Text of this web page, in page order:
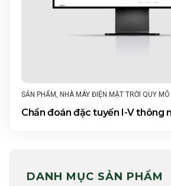
SẢN PHẨM NHÀ MÁY ĐIỆN MẶT TRỜI QUY MÔ
Chẩn đoán đặc tuyến I-V thông
DANH MỤC SẢN PHẨM